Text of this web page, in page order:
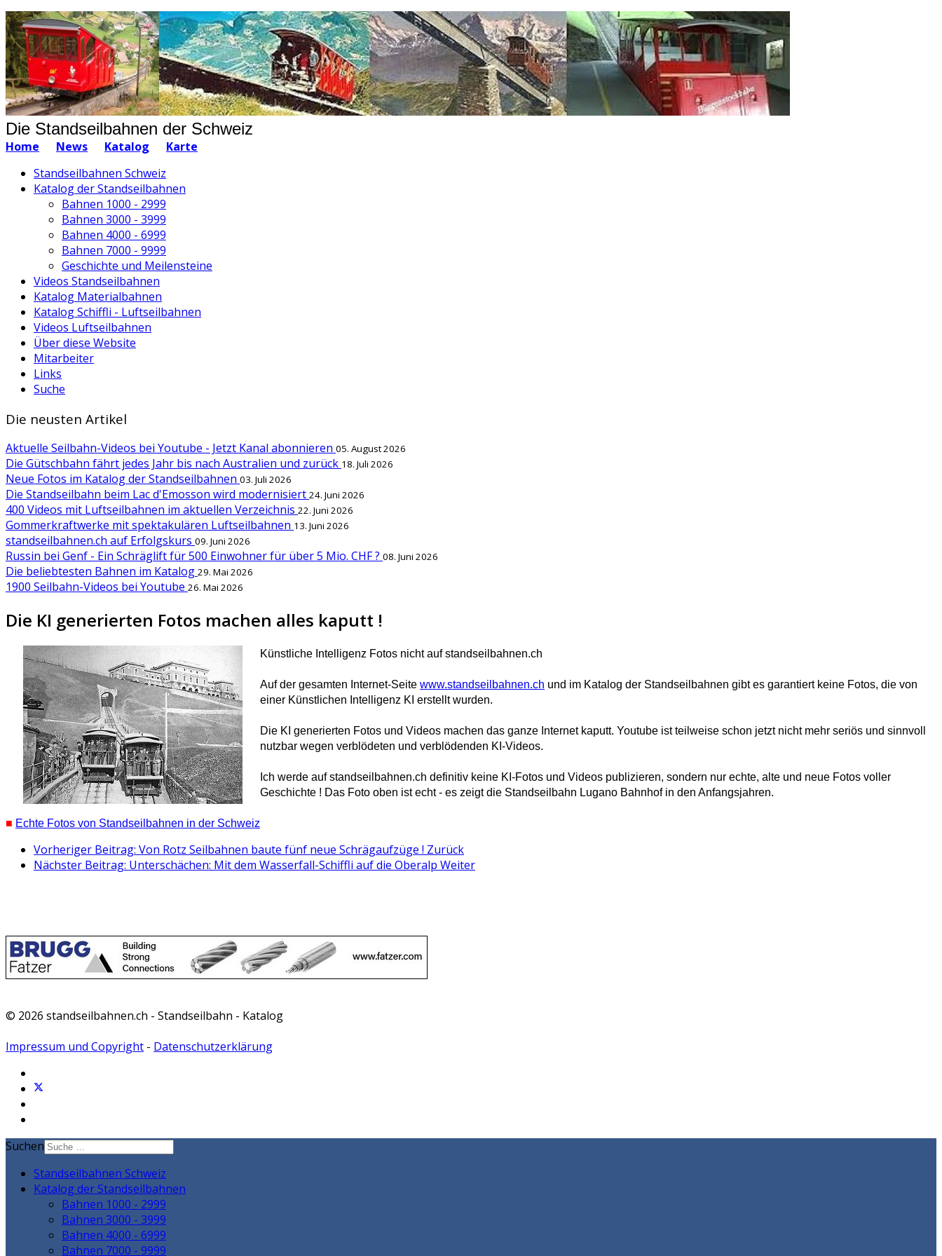
Die Standseilbahnen der Schweiz
Home News Katalog
Karte
Standseilbahnen Schweiz
Katalog der Standseilbahnen
Bahnen 1000 - 2999
Bahnen 3000 - 3999
Bahnen 4000 - 6999
Bahnen 7000 - 9999
Geschichte und Meilensteine
Videos Standseilbahnen
Katalog Materialbahnen
Katalog Schiffli - Luftseilbahnen
Videos Luftseilbahnen
Über diese Website
Mitarbeiter
Links
Suche
Die neusten Artikel
Aktuelle Seilbahn-Videos bei Youtube - Jetzt Kanal abonnieren 05. August 2026
Die Gütschbahn fährt jedes Jahr bis nach Australien und zurück 18. Juli 2026
Neue Fotos im Katalog der Standseilbahnen 03. Juli 2026
Die Standseilbahn beim Lac d'Emosson wird modernisiert 24. Juni 2026
400 Videos mit Luftseilbahnen im aktuellen Verzeichnis 22. Juni 2026
Gommerkraftwerke mit spektakulären Luftseilbahnen 13. Juni 2026
standseilbahnen.ch auf Erfolgskurs 09. Juni 2026
Russin bei Genf - Ein Schräglift für 500 Einwohner für über 5 Mio. CHF ? 08. Juni 2026
Die beliebtesten Bahnen im Katalog 29. Mai 2026
1900 Seilbahn-Videos bei Youtube 26. Mai 2026
Die KI generierten Fotos machen alles kaputt !
Künstliche Intelligenz Fotos nicht auf standseilbahnen.ch
Auf der gesamten Internet-Seite www.standseilbahnen.ch und im Katalog der Standseilbahnen gibt es garantiert keine Fotos, die von
einer Künstlichen Intelligenz KI erstellt wurden.
Die KI generierten Fotos und Videos machen das ganze Internet kaputt. Youtube ist teilweise schon jetzt nicht mehr seriös und sinnvoll
nutzbar wegen verblödeten und verblödenden KI-Videos.
Ich werde auf standseilbahnen.ch definitiv keine KI-Fotos und Videos publizieren, sondern nur echte, alte und neue Fotos voller
Geschichte ! Das Foto oben ist echt - es zeigt die Standseilbahn Lugano Bahnhof in den Anfangsjahren.
■ Echte Fotos von Standseilbahnen in der Schweiz
Vorheriger Beitrag: Von Rotz Seilbahnen baute fünf neue Schrägaufzüge ! Zurück
Nächster Beitrag: Unterschächen: Mit dem Wasserfall-Schiffli auf die Oberalp Weiter
© 2026 standseilbahnen.ch - Standseilbahn - Katalog
Impressum und Copyright - Datenschutzerklärung
Suchen
Standseilbahnen Schweiz
Katalog der Standseilbahnen
Bahnen 1000 - 2999
Bahnen 3000 - 3999
Bahnen 4000 - 6999
Bahnen 7000 - 9999